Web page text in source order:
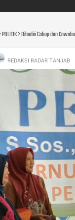
POLITIK Dihadiri Cabup dan
REDAKSI RADAR TANJAB